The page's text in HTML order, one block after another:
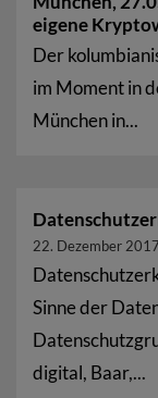
eigene
Der
im Moment in
München in...
22. Dezember 2017
Sinne der
digital, Baar,...